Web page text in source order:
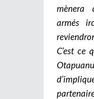
mènera
armés
C’est ce